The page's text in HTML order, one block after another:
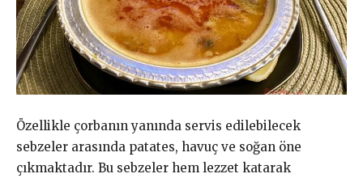
Özellikle çorbanın yanında servis edilebilecek
sebzeler arasında patates, havuç ve soğan öne
çıkmaktadır. Bu sebzeler hem lezzet katarak